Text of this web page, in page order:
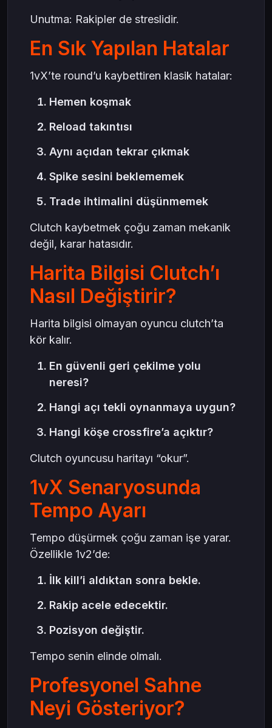
Unutma: Rakipler de streslidir.
En Sık Yapılan Hatalar
1vX’te round’u kaybettiren klasik hatalar:
Hemen koşmak
Reload takıntısı
Aynı açıdan tekrar çıkmak
Spike sesini beklememek
Trade ihtimalini düşünmemek
Clutch kaybetmek çoğu zaman mekanik
değil, karar hatasıdır.
Harita Bilgisi Clutch’ı
Nasıl Değiştirir?
Harita bilgisi olmayan oyuncu clutch’ta
kör kalır.
En güvenli geri çekilme yolu
neresi?
Hangi açı tekli oynanmaya uygun?
Hangi köşe crossfire’a açıktır?
Clutch oyuncusu haritayı “okur”.
1vX Senaryosunda
Tempo Ayarı
Tempo düşürmek çoğu zaman işe yarar.
Özellikle 1v2’de:
İlk kill’i aldıktan sonra bekle.
Rakip acele edecektir.
Pozisyon değiştir.
Tempo senin elinde olmalı.
Profesyonel Sahne
Neyi Gösteriyor?